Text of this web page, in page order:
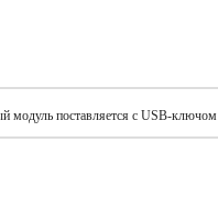
модуль поставляется с USB-ключом